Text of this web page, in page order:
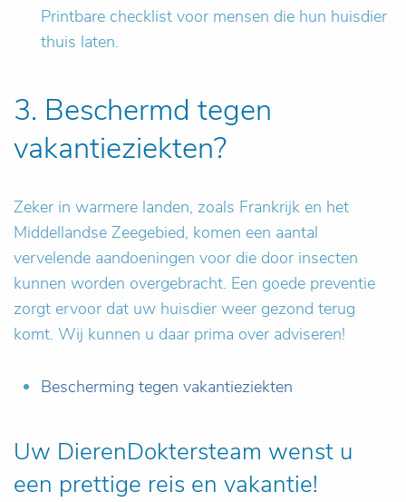
Printbare checklist voor mensen die hun huisdier
thuis laten.
3. Beschermd tegen
vakantieziekten?
Zeker in warmere landen, zoals Frankrijk en het
Middellandse Zeegebied, komen een aantal
vervelende aandoeningen voor die door insecten
kunnen worden overgebracht. Een goede preventie
zorgt ervoor dat uw huisdier weer gezond terug
komt. Wij kunnen u daar prima over adviseren!
Bescherming tegen vakantieziekten
Uw DierenDoktersteam wenst u
een prettige reis en vakantie!